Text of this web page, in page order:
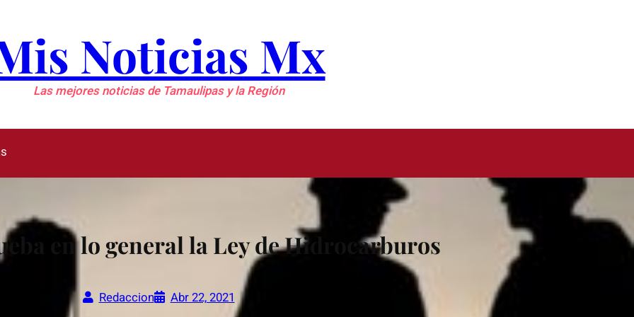
Noticias Mx
Las mejores noticias de Tamaulipas y la Región
en lo general la Ley de Hidrocarburos
Redaccion Abr 22, 2021